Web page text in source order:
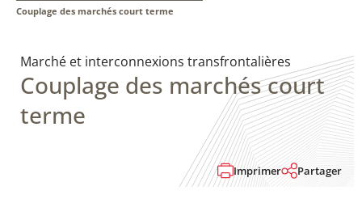
Couplage des marchés court terme
Marché et interconnexions transfrontalières
Couplage des marchés court
terme
Imprimer Partager